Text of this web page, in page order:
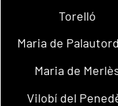
Torelló
Maria de
Maria de
Vilobí del